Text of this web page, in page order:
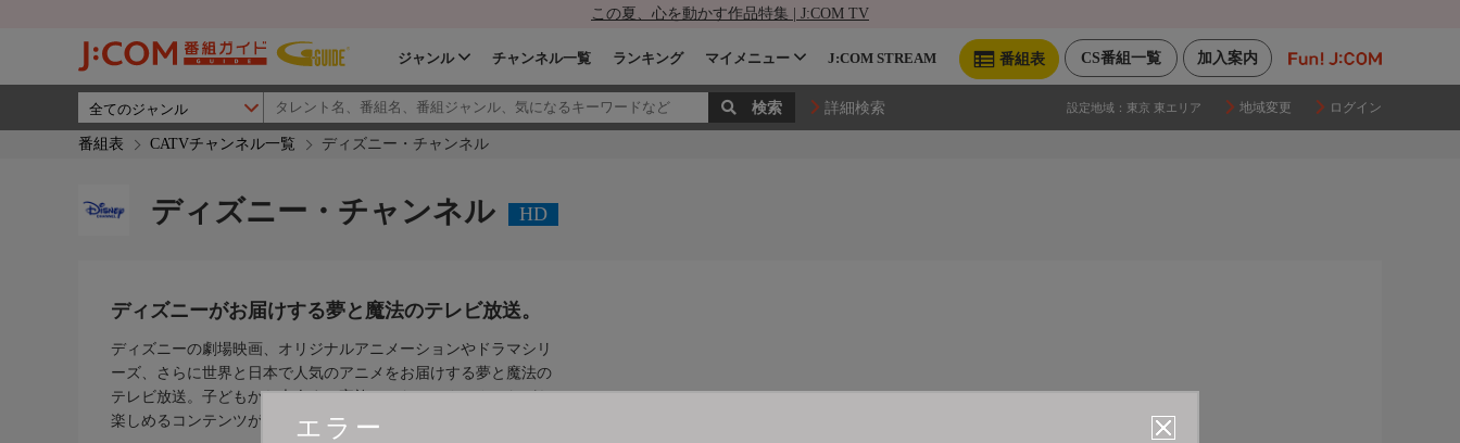
この夏、心を動かす作品特集 | J:COM TV
加入案内
CS番組一覧
番組表
ジャンル チャンネル一覧 ランキング マイメニュー J:COM STREAM
詳細検索 設定地域： 東京 東エリア 地域変更 ログイン
番組表 CATVチャンネル一覧 ディズニー・チャンネル
エラー
ディズニー・チャンネル HD
ディズニーがお届けする夢と魔法のテレビ放送。
ディズニーの劇場映画、オリジナルアニメーションやドラマシリ
ーズ、さらに世界と日本で人気のアニメをお届けする夢と魔法の
テレビ放送。子どもから大人まで家族みんなでワクワクしながら
楽しめるコンテンツが盛りだくさん!